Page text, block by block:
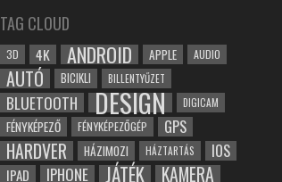
TAG CLOUD
3D 4K ANDROID APPLE AUDIO
AUTÓ BICIKLI BILLENTYŰZET
BLUETOOTH DESIGN DIGICAM
FÉNYKÉPEZŐ FÉNYKÉPEZŐGÉP GPS
HARDVER HÁZIMOZI HÁZTARTÁS IOS
IPAD IPHONE JÁTÉK KAMERA